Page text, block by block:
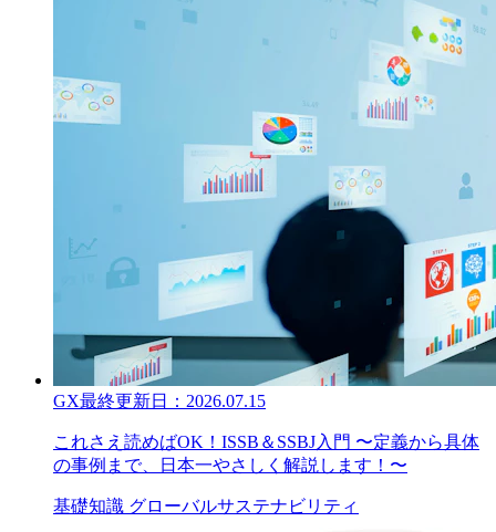
GX最終更新日： 2026.07.15
これさえ読めばOK！ISSB＆SSBJ入門 〜定義から具体
の事例まで、日本一やさしく解説します！〜
基礎知識 グローバルサステナビリティ